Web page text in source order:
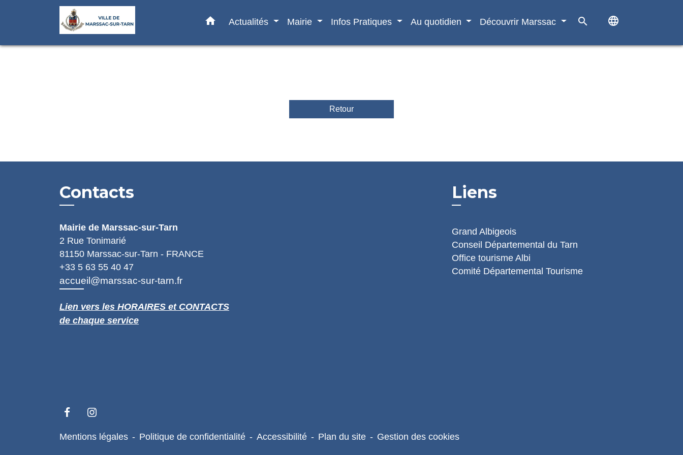
home Actualités Mairie Infos Pratiques Au quotidien Découvrir Marssac search language
Retour
Contacts
Mairie de Marssac-sur-Tarn
2 Rue Tonimarié
81150 Marssac-sur-Tarn - FRANCE
+33 5 63 55 40 47
accueil@marssac-sur-tarn.fr
Lien vers les HORAIRES et CONTACTS
de chaque service
Liens
Grand Albigeois
Conseil Départemental du Tarn
Office tourisme Albi
Comité Départemental Tourisme
Mentions légales - Politique de confidentialité - Accessibilité - Plan du site - Gestion des cookies